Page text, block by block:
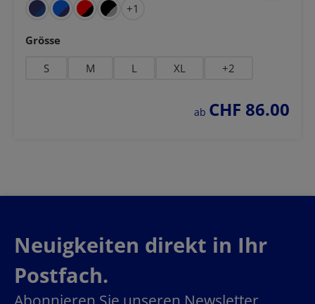
+1
Grösse
S M L XL +2
regulärer preis:
ab CHF 86.00
Neuigkeiten direkt in Ihr
Postfach.